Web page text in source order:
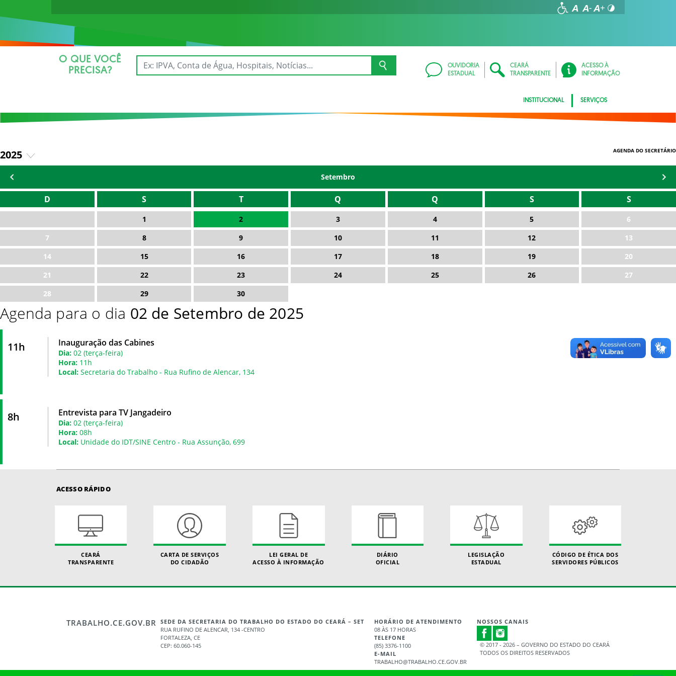
O QUE VOCÊ
PRECISA?
OUVIDORIA
ESTADUAL
CEARÁ
TRANSPARENTE
ACESSO À
INFORMAÇÃO
INSTITUCIONAL SERVIÇOS
2025
2026
AGENDA DO SECRETÁRIO
Setembro
D S T Q Q S S
1 2 3 4 5
6
7
8 9 10 11 12
13
14
15 16 17 18 19
20
21
22 23 24 25 26
27
28
29 30
Agenda para o dia 02 de Setembro de 2025
11h Inauguração das Cabines
Dia: 02 (terça-feira)
Hora: 11h
Local: Secretaria do Trabalho - Rua Rufino de Alencar, 134
8h Entrevista para TV Jangadeiro
Dia: 02 (terça-feira)
Hora: 08h
Local: Unidade do IDT/SINE Centro - Rua Assunção, 699
ACESSO RÁPIDO
CEARÁ
TRANSPARENTE
CARTA DE SERVIÇOS
DO CIDADÃO
LEI GERAL DE
ACESSO À INFORMAÇÃO
DIÁRIO
OFICIAL
LEGISLAÇÃO
ESTADUAL
CÓDIGO DE ÉTICA DOS
SERVIDORES PÚBLICOS
TRABALHO.CE.GOV.BR SEDE DA SECRETARIA DO TRABALHO DO ESTADO DO CEARÁ – SET
RUA RUFINO DE ALENCAR, 134 -CENTRO
FORTALEZA, CE
CEP: 60.060-145
HORÁRIO DE ATENDIMENTO
08 ÀS 17 HORAS
TELEFONE
(85) 3376-1100
E-MAIL
TRABALHO@TRABALHO.CE.GOV.BR
NOSSOS CANAIS
© 2017 - 2026 – GOVERNO DO ESTADO DO CEARÁ
TODOS OS DIREITOS RESERVADOS